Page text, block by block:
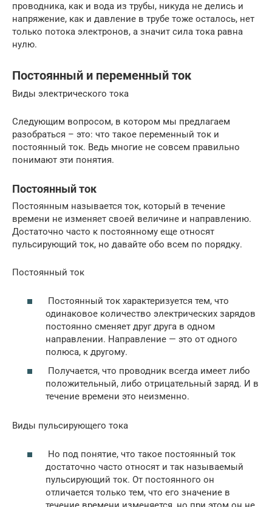
проводника, как и вода из трубы, никуда не делись и
напряжение, как и давление в трубе тоже осталось, нет
только потока электронов, а значит сила тока равна
нулю.
Постоянный и переменный ток
Виды электрического тока
Следующим вопросом, в котором мы предлагаем
разобраться – это: что такое переменный ток и
постоянный ток. Ведь многие не совсем правильно
понимают эти понятия.
Постоянный ток
Постоянным называется ток, который в течение
времени не изменяет своей величине и направлению.
Достаточно часто к постоянному еще относят
пульсирующий ток, но давайте обо всем по порядку.
Постоянный ток
Постоянный ток характеризуется тем, что
одинаковое количество электрических зарядов
постоянно сменяет друг друга в одном
направлении. Направление — это от одного
полюса, к другому.
Получается, что проводник всегда имеет либо
положительный, либо отрицательный заряд. И в
течение времени это неизменно.
Виды пульсирующего тока
Но под понятие, что такое постоянный ток
достаточно часто относят и так называемый
пульсирующий ток. От постоянного он
отличается только тем, что его значение в